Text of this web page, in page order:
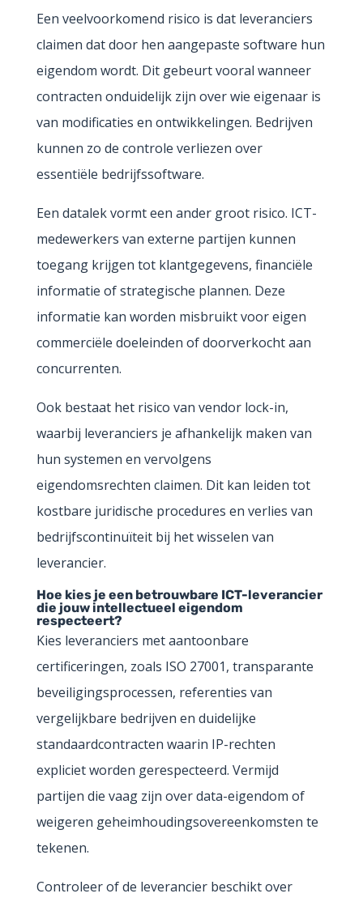
Een veelvoorkomend risico is dat leveranciers
claimen dat door hen aangepaste software hun
eigendom wordt. Dit gebeurt vooral wanneer
contracten onduidelijk zijn over wie eigenaar is
van modificaties en ontwikkelingen. Bedrijven
kunnen zo de controle verliezen over
essentiële bedrijfssoftware.
Een datalek vormt een ander groot risico. ICT-
medewerkers van externe partijen kunnen
toegang krijgen tot klantgegevens, financiële
informatie of strategische plannen. Deze
informatie kan worden misbruikt voor eigen
commerciële doeleinden of doorverkocht aan
concurrenten.
Ook bestaat het risico van vendor lock-in,
waarbij leveranciers je afhankelijk maken van
hun systemen en vervolgens
eigendomsrechten claimen. Dit kan leiden tot
kostbare juridische procedures en verlies van
bedrijfscontinuïteit bij het wisselen van
leverancier.
Hoe kies je een betrouwbare ICT-leverancier
die jouw intellectueel eigendom
respecteert?
Kies leveranciers met aantoonbare
certificeringen, zoals ISO 27001, transparante
beveiligingsprocessen, referenties van
vergelijkbare bedrijven en duidelijke
standaardcontracten waarin IP-rechten
expliciet worden gerespecteerd. Vermijd
partijen die vaag zijn over data-eigendom of
weigeren geheimhoudingsovereenkomsten te
tekenen.
Controleer of de leverancier beschikt over